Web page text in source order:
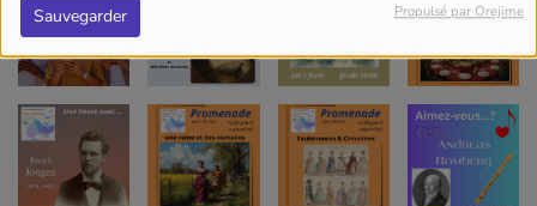
Sauvegarder Propulsé par Orejime